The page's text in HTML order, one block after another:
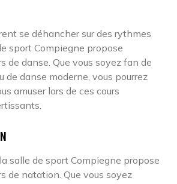
se déhancher sur des rythmes
sport Compiegne propose
de danse. Que vous soyez fan de
de danse moderne, vous pourrez
amuser lors de ces cours
salle de sport Compiegne propose
de natation. Que vous soyez